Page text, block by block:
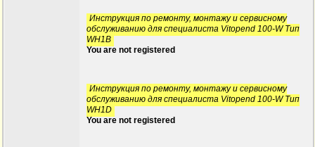
Инструкция по ремонту, монтажу и сервисному
обслуживанию для специалиста Vitopend 100-W Тип
WH1B
You are not registered
Инструкция по ремонту, монтажу и сервисному
обслуживанию для специалиста Vitopend 100-W Тип
WH1D
You are not registered